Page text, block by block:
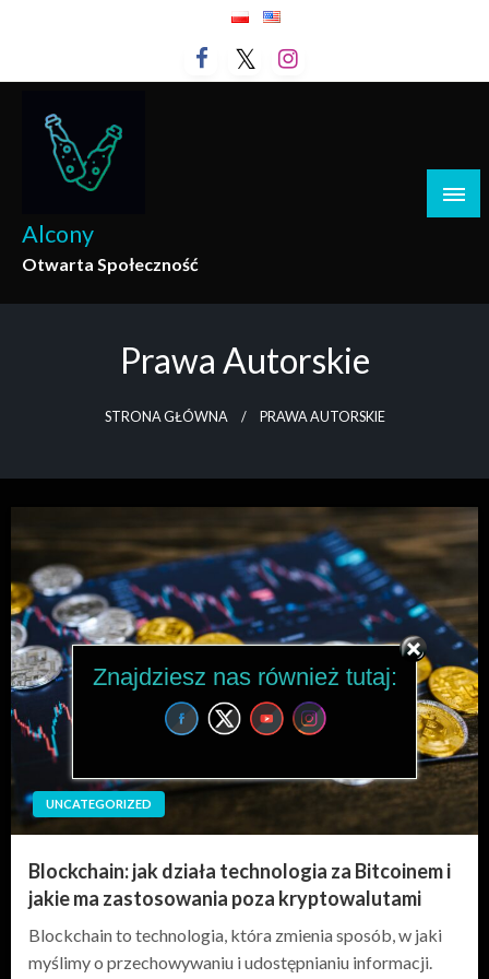
Alcony
Otwarta Społeczność
Prawa Autorskie
STRONA GŁÓWNA PRAWA AUTORSKIE
UNCATEGORIZED
Blockchain: jak działa technologia za Bitcoinem i
jakie ma zastosowania poza kryptowalutami
Blockchain to technologia, która zmienia sposób, w jaki
myślimy o przechowywaniu i udostępnianiu informacji.
Znajdziesz nas również tutaj: